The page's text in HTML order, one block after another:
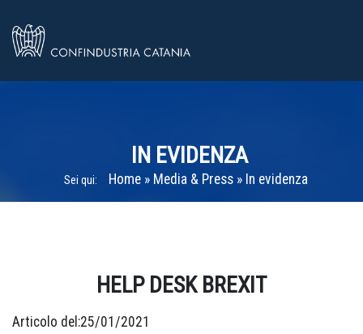
IN EVIDENZA
Sei qui: Home» Media & Press» In evidenza
HELP DESK BREXIT
Articolo del:25/01/2021